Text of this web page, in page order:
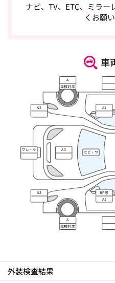
ナビ、TV、ETC、ミラー
くお願
車
A
車検対応
A2 A1
ワレ・ケ
ズレ
A3
ヒビ・ワ
レ・キズ
A3 BP悪
A1
A
車検対応
外装検査結果